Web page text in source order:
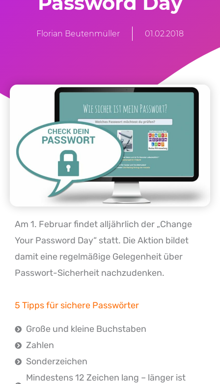
Florian Beutenmüller 01.02.2018
Am 1. Februar findet alljährlich der „Change
Your Password Day“ statt. Die Aktion bildet
damit eine regelmäßige Gelegenheit über
Passwort-Sicherheit nachzudenken.
5 Tipps für sichere Passwörter
Große und kleine Buchstaben
Zahlen
Sonderzeichen
Mindestens 12 Zeichen lang – länger ist